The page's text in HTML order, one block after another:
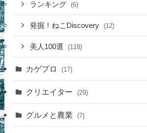
ランキング (6)
発掘！ねこDiscovery (12)
美人100選 (118)
カゲプロ (17)
クリエイター (29)
グルメと農業 (7)